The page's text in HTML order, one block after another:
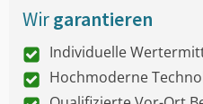
Wirgarantieren
Individuelle
Hochmoderne